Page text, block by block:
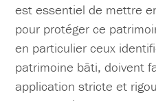
est essentiel de mettre
pour protéger ce
en particulier ceux
patrimoine bâti, doivent
application stricte et